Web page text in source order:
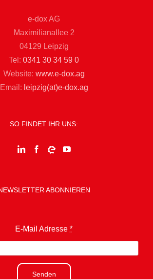
e-dox AG
Maximilianallee 2
04129 Leipzig
Tel: 0341 30 34 59 0
Website: www.e-dox.ag
Email: leipzig(at)e-dox.ag
SO FINDET IHR UNS:
ABONNIEREN
E-Mail Adresse *
Senden